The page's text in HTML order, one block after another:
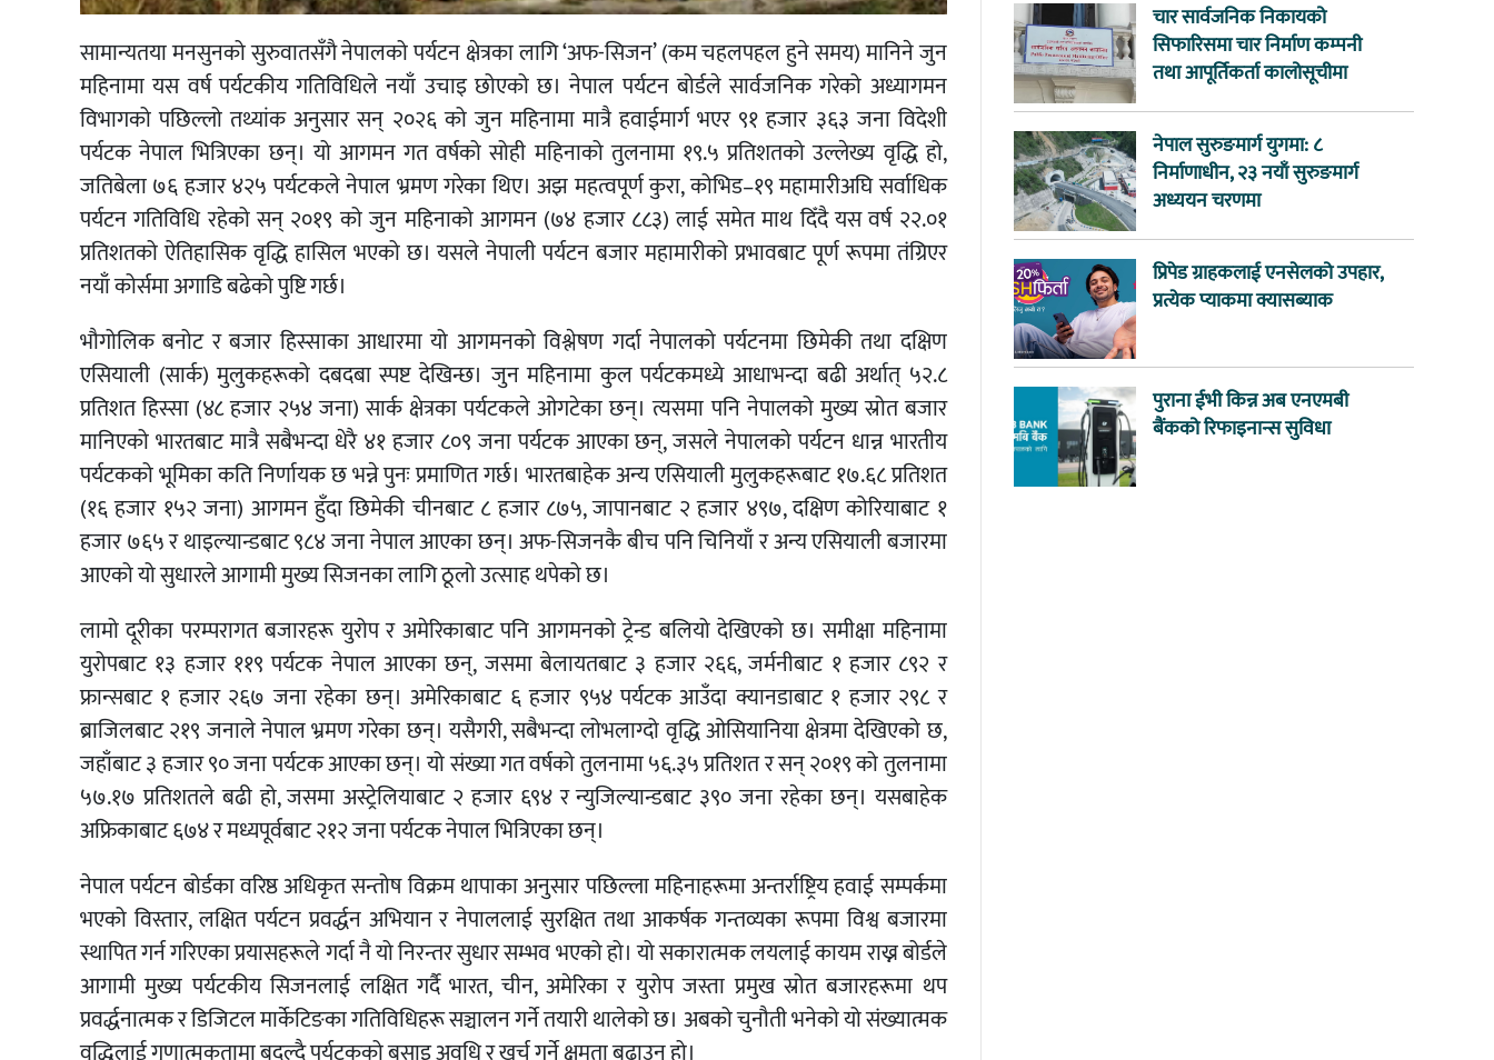
सामान्यतया मनसुनको सुरुवातसँगै नेपालको पर्यटन क्षेत्रका लागि ‘अफ-सिजन’ (कम चहलपहल हुने समय) मानिने जुन
महिनामा यस वर्ष पर्यटकीय गतिविधिले नयाँ उचाइ छोएको छ। नेपाल पर्यटन बोर्डले सार्वजनिक गरेको अध्यागमन
विभागको पछिल्लो तथ्यांक अनुसार सन् २०२६ को जुन महिनामा मात्रै हवाईमार्ग भएर ९१ हजार ३६३ जना विदेशी
पर्यटक नेपाल भित्रिएका छन्। यो आगमन गत वर्षको सोही महिनाको तुलनामा १९.५ प्रतिशतको उल्लेख्य वृद्धि हो,
जतिबेला ७६ हजार ४२५ पर्यटकले नेपाल भ्रमण गरेका थिए। अझ महत्वपूर्ण कुरा, कोभिड–१९ महामारीअघि सर्वाधिक
पर्यटन गतिविधि रहेको सन् २०१९ को जुन महिनाको आगमन (७४ हजार ८८३) लाई समेत माथ दिँदै यस वर्ष २२.०१
प्रतिशतको ऐतिहासिक वृद्धि हासिल भएको छ। यसले नेपाली पर्यटन बजार महामारीको प्रभावबाट पूर्ण रूपमा तंग्रिएर
नयाँ कोर्समा अगाडि बढेको पुष्टि गर्छ।
भौगोलिक बनोट र बजार हिस्साका आधारमा यो आगमनको विश्लेषण गर्दा नेपालको पर्यटनमा छिमेकी तथा दक्षिण
एसियाली (सार्क) मुलुकहरूको दबदबा स्पष्ट देखिन्छ। जुन महिनामा कुल पर्यटकमध्ये आधाभन्दा बढी अर्थात् ५२.८
प्रतिशत हिस्सा (४८ हजार २५४ जना) सार्क क्षेत्रका पर्यटकले ओगटेका छन्। त्यसमा पनि नेपालको मुख्य स्रोत बजार
मानिएको भारतबाट मात्रै सबैभन्दा धेरै ४१ हजार ८०९ जना पर्यटक आएका छन्, जसले नेपालको पर्यटन धान्न भारतीय
पर्यटकको भूमिका कति निर्णायक छ भन्ने पुनः प्रमाणित गर्छ। भारतबाहेक अन्य एसियाली मुलुकहरूबाट १७.६८ प्रतिशत
(१६ हजार १५२ जना) आगमन हुँदा छिमेकी चीनबाट ८ हजार ८७५, जापानबाट २ हजार ४९७, दक्षिण कोरियाबाट १
हजार ७६५ र थाइल्यान्डबाट ९८४ जना नेपाल आएका छन्। अफ-सिजनकै बीच पनि चिनियाँ र अन्य एसियाली बजारमा
आएको यो सुधारले आगामी मुख्य सिजनका लागि ठूलो उत्साह थपेको छ।
लामो दूरीका परम्परागत बजारहरू युरोप र अमेरिकाबाट पनि आगमनको ट्रेन्ड बलियो देखिएको छ। समीक्षा महिनामा
युरोपबाट १३ हजार ११९ पर्यटक नेपाल आएका छन्, जसमा बेलायतबाट ३ हजार २६६, जर्मनीबाट १ हजार ८९२ र
फ्रान्सबाट १ हजार २६७ जना रहेका छन्। अमेरिकाबाट ६ हजार ९५४ पर्यटक आउँदा क्यानडाबाट १ हजार २९८ र
ब्राजिलबाट २१९ जनाले नेपाल भ्रमण गरेका छन्। यसैगरी, सबैभन्दा लोभलाग्दो वृद्धि ओसियानिया क्षेत्रमा देखिएको छ,
जहाँबाट ३ हजार ९० जना पर्यटक आएका छन्। यो संख्या गत वर्षको तुलनामा ५६.३५ प्रतिशत र सन् २०१९ को तुलनामा
५७.१७ प्रतिशतले बढी हो, जसमा अस्ट्रेलियाबाट २ हजार ६९४ र न्युजिल्यान्डबाट ३९० जना रहेका छन्। यसबाहेक
अफ्रिकाबाट ६७४ र मध्यपूर्वबाट २१२ जना पर्यटक नेपाल भित्रिएका छन्।
नेपाल पर्यटन बोर्डका वरिष्ठ अधिकृत सन्तोष विक्रम थापाका अनुसार पछिल्ला महिनाहरूमा अन्तर्राष्ट्रिय हवाई सम्पर्कमा
भएको विस्तार, लक्षित पर्यटन प्रवर्द्धन अभियान र नेपाललाई सुरक्षित तथा आकर्षक गन्तव्यका रूपमा विश्व बजारमा
स्थापित गर्न गरिएका प्रयासहरूले गर्दा नै यो निरन्तर सुधार सम्भव भएको हो। यो सकारात्मक लयलाई कायम राख्न बोर्डले
आगामी मुख्य पर्यटकीय सिजनलाई लक्षित गर्दै भारत, चीन, अमेरिका र युरोप जस्ता प्रमुख स्रोत बजारहरूमा थप
प्रवर्द्धनात्मक र डिजिटल मार्केटिङका गतिविधिहरू सञ्चालन गर्ने तयारी थालेको छ। अबको चुनौती भनेको यो संख्यात्मक
चार सार्वजनिक निकायको
सिफारिसमा चार निर्माण कम्पनी
तथा आपूर्तिकर्ता कालोसूचीमा
नेपाल सुरुङमार्ग युगमा: ८
निर्माणाधीन, २३ नयाँ सुरुङमार्ग
अध्ययन चरणमा
प्रिपेड ग्राहकलाई एनसेलको उपहार,
प्रत्येक प्याकमा क्यासब्याक
पुराना ईभी किन्न अब एनएमबी
बैंकको रिफाइनान्स सुविधा